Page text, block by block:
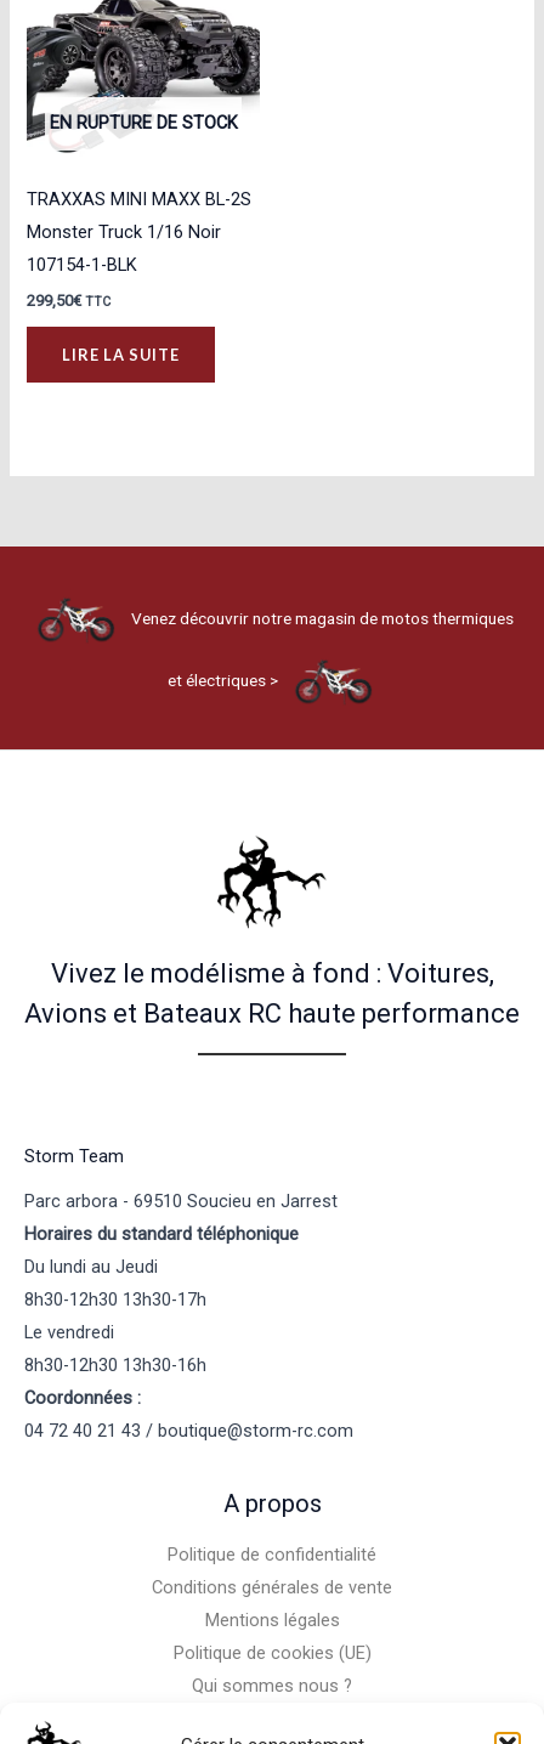
EN RUPTURE DE STOCK
TRAXXAS MINI MAXX BL-2S
Monster Truck 1/16 Noir
107154-1-BLK
299,50€ TTC
LIRE LA SUITE
Venez découvrir notre magasin de motos thermiques
et électriques >
Vivez le modélisme à fond : Voitures,
Avions et Bateaux RC haute performance
Storm Team
Parc arbora - 69510 Soucieu en Jarrest
Horaires du standard téléphonique
Du lundi au Jeudi
8h30-12h30 13h30-17h
Le vendredi
8h30-12h30 13h30-16h
Coordonnées :
04 72 40 21 43 / boutique@storm-rc.com
A propos
Politique de confidentialité
Conditions générales de vente
Mentions légales
Politique de cookies (UE)
Qui sommes nous ?